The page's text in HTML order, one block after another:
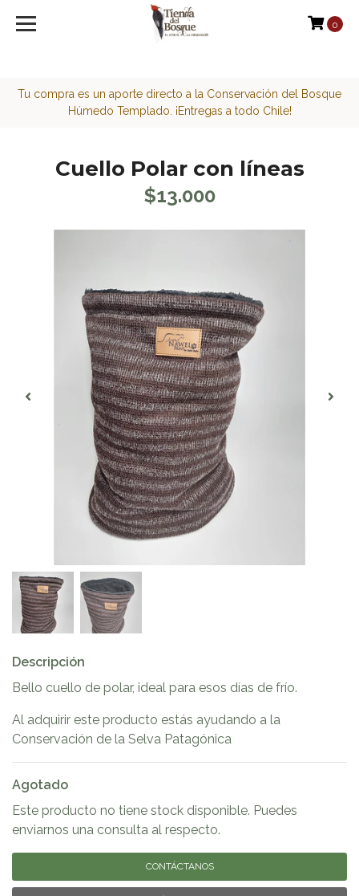
<script>function loadScript(a){var
Tu compra es un aporte directo a la Conservación del Bosque
Húmedo Templado. ¡Entregas a todo Chile!
0
Cuello Polar con líneas
$13.000
Descripción
Bello cuello de polar, ideal para esos días de frío.
Al adquirir este producto estás ayudando a la
Conservación de la Selva Patagónica
Agotado
Este producto no tiene stock disponible. Puedes
enviarnos una consulta al respecto.
CONTÁCTANOS